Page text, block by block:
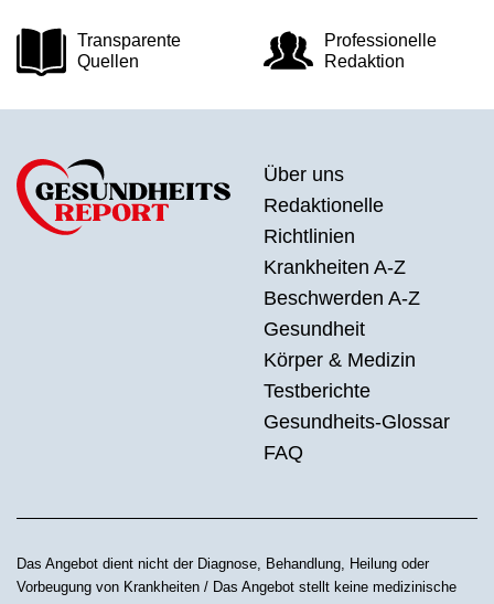
Transparente
Quellen
Professionelle
Redaktion
Über uns
Redaktionelle
Richtlinien
Krankheiten A-Z
Beschwerden A-Z
Gesundheit
Körper & Medizin
Testberichte
Gesundheits-Glossar
FAQ
Das Angebot dient nicht der Diagnose, Behandlung, Heilung oder
Vorbeugung von Krankheiten / Das Angebot stellt keine medizinische